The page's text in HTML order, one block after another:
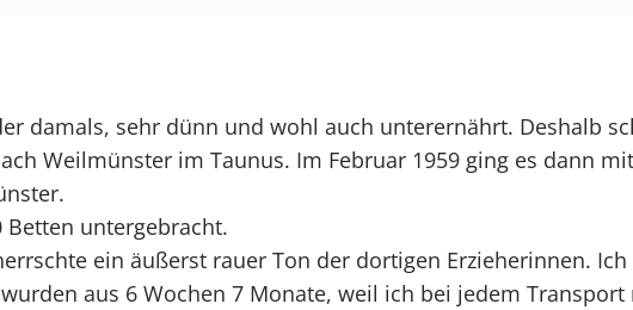
damals, sehr dünn und wohl auch unterernährt. Deshalb
Weilmünster im Taunus. Im Februar 1959 ging es dann
untergebracht.
ein äußerst rauer Ton der dortigen Erzieherinnen. Ich
aus 6 Wochen 7 Monate, weil ich bei jedem Transport